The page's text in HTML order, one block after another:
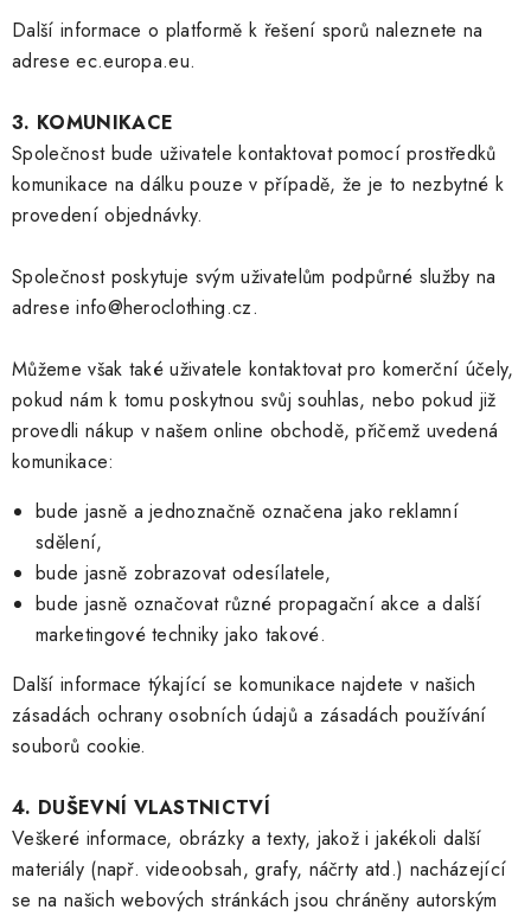
Další informace o platformě k řešení sporů naleznete na
adrese ec.europa.eu.
3. KOMUNIKACE
Společnost bude uživatele kontaktovat pomocí prostředků
komunikace na dálku pouze v případě, že je to nezbytné k
provedení objednávky.
Společnost poskytuje svým uživatelům podpůrné služby na
adrese info@heroclothing.cz.
Můžeme však také uživatele kontaktovat pro komerční účely,
pokud nám k tomu poskytnou svůj souhlas, nebo pokud již
provedli nákup v našem online obchodě, přičemž uvedená
komunikace:
bude jasně a jednoznačně označena jako reklamní
sdělení,
bude jasně zobrazovat odesílatele,
bude jasně označovat různé propagační akce a další
marketingové techniky jako takové.
Další informace týkající se komunikace najdete v našich
zásadách ochrany osobních údajů a zásadách používání
souborů cookie.
4. DUŠEVNÍ VLASTNICTVÍ
Veškeré informace, obrázky a texty, jakož i jakékoli další
materiály (např. videoobsah, grafy, náčrty atd.) nacházející
se na našich webových stránkách jsou chráněny autorským